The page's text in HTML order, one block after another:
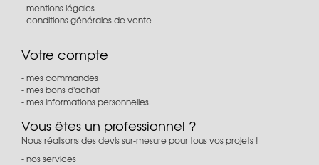
mentions légales
conditions générales de vente
Votre compte
mes commandes
mes bons d'achat
mes informations personnelles
Vous êtes un professionnel ?
Nous réalisons des devis sur-mesure pour tous vos projets !
nos services